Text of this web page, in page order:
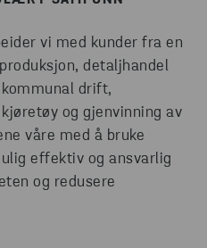
vi med kunder fra en
detaljhandel
drift,
og gjenvinning av
våre med å bruke
effektiv og ansvarlig
og redusere